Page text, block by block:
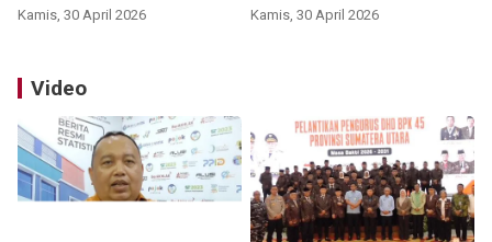
Kamis, 30 April 2026 Kamis, 30 April 2026
Video